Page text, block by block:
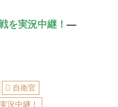
を実況中継！ ―
自衛官
況中継！